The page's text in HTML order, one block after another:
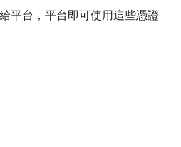
平台，平台即可使用這些憑證